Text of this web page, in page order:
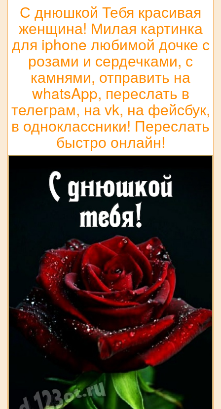
С днюшкой Тебя красивая
женщина! Милая картинка
для iphone любимой дочке с
розами и сердечками, с
камнями, отправить на
whatsApp, переслать в
телеграм, на vk, на фейсбук,
в одноклассники! Переслать
быстро онлайн!